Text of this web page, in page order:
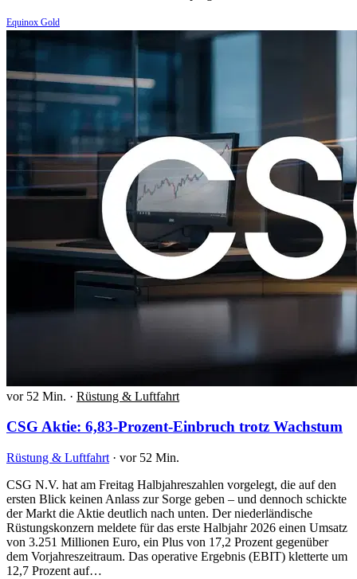
Equinox Gold
vor 52 Min. · Rüstung & Luftfahrt
CSG Aktie: 6,83-Prozent-Einbruch trotz Wachstum
Rüstung & Luftfahrt · vor 52 Min.
CSG N.V. hat am Freitag Halbjahreszahlen vorgelegt, die auf den
ersten Blick keinen Anlass zur Sorge geben – und dennoch schickte
der Markt die Aktie deutlich nach unten. Der niederländische
Rüstungskonzern meldete für das erste Halbjahr 2026 einen Umsatz
von 3.251 Millionen Euro, ein Plus von 17,2 Prozent gegenüber
dem Vorjahreszeitraum. Das operative Ergebnis (EBIT) kletterte um
12,7 Prozent auf…